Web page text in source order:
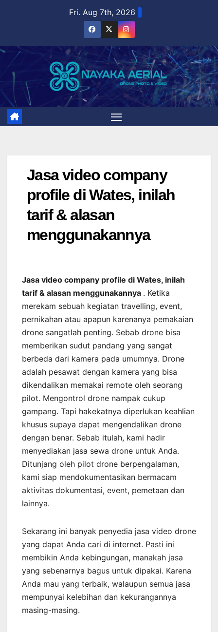
Fri. Aug 7th, 2026
Jasa video company
profile di Wates, inilah
tarif & alasan
menggunakannya
Jasa video company profile di Wates, inilah
tarif & alasan menggunakannya . Ketika
merekam sebuah kegiatan travelling, event,
pernikahan atau apapun karenanya pemakaian
drone sangatlah penting. Sebab drone bisa
memberikan sudut pandang yang sangat
berbeda dari kamera pada umumnya. Drone
adalah pesawat dengan kamera yang bisa
dikendalikan memakai remote oleh seorang
pilot. Mengontrol drone nampak cukup
gampang. Tapi hakekatnya diperlukan keahlian
khusus supaya dapat mengendalikan drone
dengan benar. Sebab itulah, kami hadir
menyediakan jasa sewa drone untuk Anda.
Ditunjang oleh pilot drone berpengalaman,
kami siap mendokumentasikan bermacam
aktivitas dokumentasi, event, pemetaan dan
lainnya.
Sekarang ini banyak penyedia jasa video drone
yang dapat Anda cari di internet. Pasti ini
membikin Anda kebingungan, manakah jasa
yang sebenarnya bagus untuk dipakai. Karena
Anda mau yang terbaik, walaupun semua jasa
mempunyai kelebihan dan kekurangannya
masing-masing.